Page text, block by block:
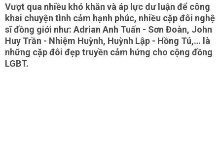
Vượt qua nhiều khó khăn và áp lực dư luận để công
khai chuyện tình cảm hạnh phúc, nhiều cặp đôi nghệ
sĩ đồng giới như: Adrian Anh Tuấn - Sơn Đoàn, John
Huy Trần - Nhiệm Huỳnh, Huỳnh Lập - Hồng Tú,… là
những cặp đôi đẹp truyền cảm hứng cho cộng đồng
LGBT.